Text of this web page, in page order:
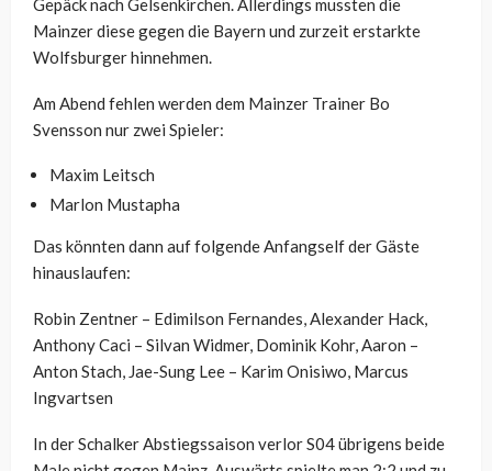
Gepäck nach Gelsenkirchen. Allerdings mussten die
Mainzer diese gegen die Bayern und zurzeit erstarkte
Wolfsburger hinnehmen.
Am Abend fehlen werden dem Mainzer Trainer Bo
Svensson nur zwei Spieler:
Maxim Leitsch
Marlon Mustapha
Das könnten dann auf folgende Anfangself der Gäste
hinauslaufen:
Robin Zentner – Edimilson Fernandes, Alexander Hack,
Anthony Caci – Silvan Widmer, Dominik Kohr, Aaron –
Anton Stach, Jae-Sung Lee – Karim Onisiwo, Marcus
Ingvartsen
In der Schalker Abstiegssaison verlor S04 übrigens beide